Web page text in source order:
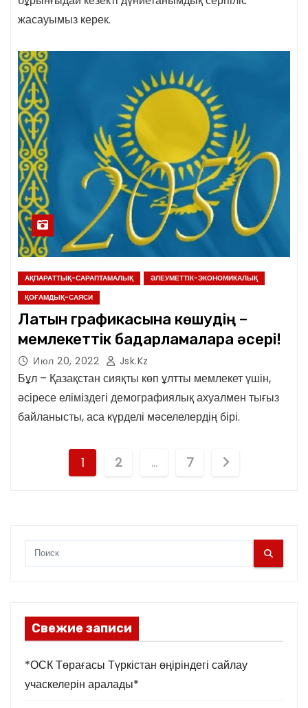
жасауымыз керек.
АҚПАРАТТЫҚ-САРАПТАМАЛЫҚ
ӘЛЕУМЕТТІК-ЭКОНОМИКАЛЫҚ
ҚОҒАМДЫҚ-САЯСИ
Латын графикасына көшудің –
мемлекеттік бағдарламаларға әсері!
Июл 20, 2022 Jsk.kz
Бұл – Қазақстан сияқты көп ұлтты мемлекет үшін,
әсіресе еліміздегі демографиялық ахуалмен тығыз
байланысты, аса күрделі мәселелердің бірі.
ц
и
я
1 2 … 7
Свежие записи
*ОСК Төрағасы Түркістан өңіріндегі сайлау
учаскелерін аралады*